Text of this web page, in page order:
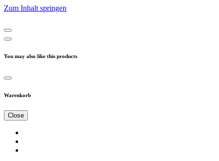
Zum Inhalt springen
You may also like this products
Warenkorb
Close